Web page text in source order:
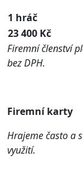
1 hráč
23 400 Kč
Firemní členství
bez DPH.
Firemní karty
Hrajeme často a
využití.